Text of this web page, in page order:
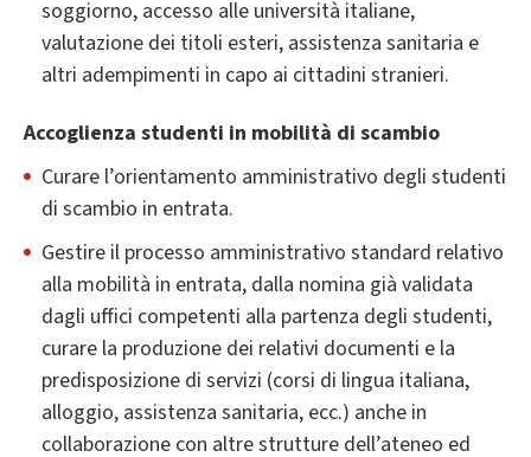
soggiorno, accesso alle università italiane,
valutazione dei titoli esteri, assistenza sanitaria e
altri adempimenti in capo ai cittadini stranieri.
Accoglienza studenti in mobilità di scambio
Curare l’orientamento amministrativo degli studenti
di scambio in entrata.
Gestire il processo amministrativo standard relativo
alla mobilità in entrata, dalla nomina già validata
dagli uffici competenti alla partenza degli studenti,
curare la produzione dei relativi documenti e la
predisposizione di servizi (corsi di lingua italiana,
alloggio, assistenza sanitaria, ecc.) anche in
collaborazione con altre strutture dell’ateneo ed